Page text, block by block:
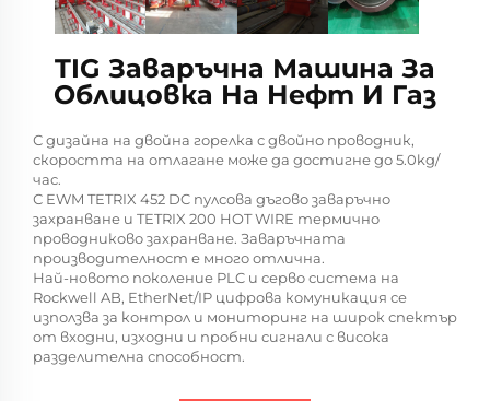
TIG Заваръчна Машина За
Облицовка На Нефт И Газ
С дизайна на двойна горелка с двойно проводник,
скоростта на отлагане може да достигне до 5.0kg/
час.
С EWM TETRIX 452 DC пулсова дъгово заваръчно
захранване и TETRIX 200 HOT WIRE термично
проводниково захранване. Заваръчната
производителност е много отлична.
Най-новото поколение PLC и серво система на
Rockwell AB, EtherNet/IP цифрова комуникация се
използва за контрол и мониторинг на широк спектър
от входни, изходни и пробни сигнали с висока
разделителна способност.